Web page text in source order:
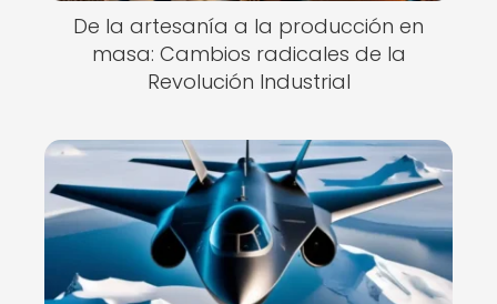
De la artesanía a la producción en
masa: Cambios radicales de la
Revolución Industrial